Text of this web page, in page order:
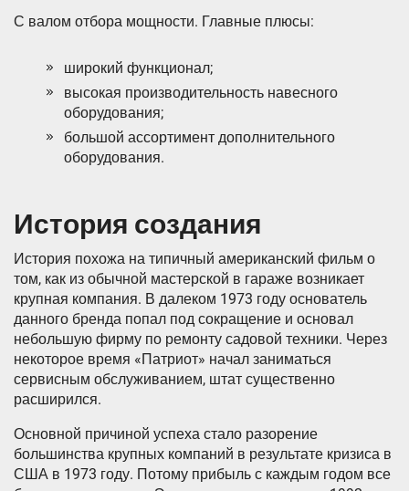
С валом отбора мощности. Главные плюсы:
широкий функционал;
высокая производительность навесного
оборудования;
большой ассортимент дополнительного
оборудования.
История создания
История похожа на типичный американский фильм о
том, как из обычной мастерской в гараже возникает
крупная компания. В далеком 1973 году основатель
данного бренда попал под сокращение и основал
небольшую фирму по ремонту садовой техники. Через
некоторое время «Патриот» начал заниматься
сервисным обслуживанием, штат существенно
расширился.
Основной причиной успеха стало разорение
большинства крупных компаний в результате кризиса в
США в 1973 году. Потому прибыль с каждым годом все